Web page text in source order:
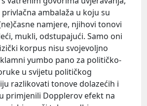
ambalaža u koju su
namjere, njihovi tonovi
mukli, odstupajući. Samo oni
korpus nisu svojevoljno
yumbo pano za političko-
u svijetu političkog
razlikovati tonove dolazećih i
primjenili Dopplerov efekt na